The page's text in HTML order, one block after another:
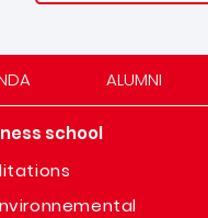
ALUMNI
school